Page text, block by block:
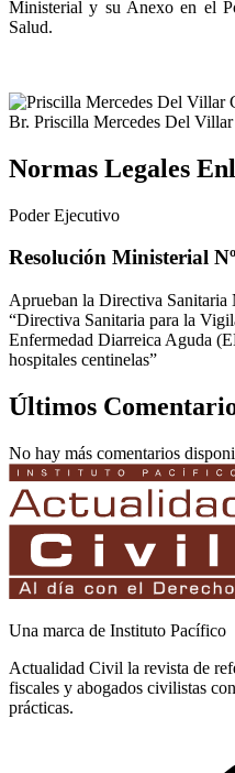
Ministerial y su Anexo en el
Salud.
Br. Priscilla Mercedes Del Villar
Normas Legales
Poder Ejecutivo
Resolución Ministerial
Aprueban la Directiva
“Directiva Sanitaria para la
Enfermedad Diarreica Aguda
hospitales centinelas”
Últimos
No hay más comentarios
Una marca de Instituto Pacífico
Actualidad Civil la revista de
fiscales y abogados civilistas
prácticas.